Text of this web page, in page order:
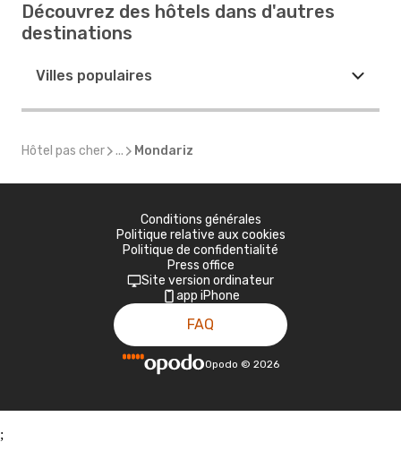
Découvrez des hôtels dans d'autres
destinations
Villes populaires
Hôtel pas cher ... Mondariz
Conditions générales
Politique relative aux cookies
Politique de confidentialité
Press office
Site version ordinateur
app iPhone
FAQ
Opodo © 2026
;